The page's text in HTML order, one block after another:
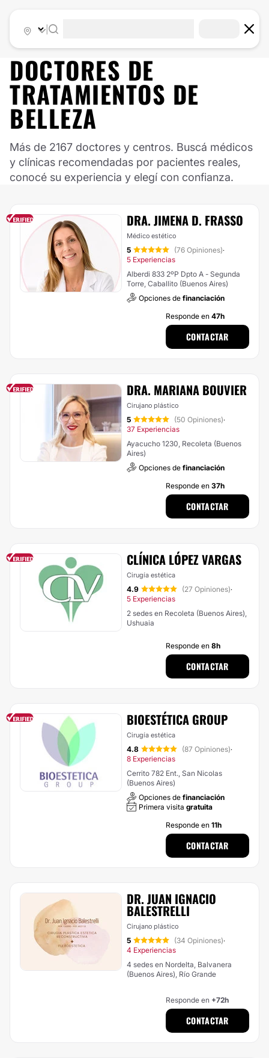
DOCTORES DE
TRATAMIENTOS DE
BELLEZA
Más de 2167 doctores y centros. Buscá médicos
y clínicas recomendadas por pacientes reales,
conocé su experiencia y elegí con confianza.
DRA. JIMENA D. FRASSO
Médico estético
5 (76 Opiniones)·
5 Experiencias
Alberdi 833 2ºP Dpto A - Segunda
Torre, Caballito (Buenos Aires)
Opciones de financiación
Responde en 47h
CONTACTAR
DRA. MARIANA BOUVIER
Cirujano plástico
5 (50 Opiniones)·
37 Experiencias
Ayacucho 1230, Recoleta (Buenos
Aires)
Opciones de financiación
Responde en 37h
CONTACTAR
CLÍNICA LÓPEZ VARGAS
Cirugía estética
4.9 (27 Opiniones)·
5 Experiencias
2 sedes en Recoleta (Buenos Aires),
Ushuaia
Responde en 8h
CONTACTAR
BIOESTÉTICA GROUP
Cirugía estética
4.8 (87 Opiniones)·
8 Experiencias
Cerrito 782 Ent., San Nicolas
(Buenos Aires)
Opciones de financiación
Primera visita gratuita
Responde en 11h
CONTACTAR
DR. JUAN IGNACIO
BALESTRELLI
Cirujano plástico
5 (34 Opiniones)·
4 Experiencias
4 sedes en Nordelta, Balvanera
(Buenos Aires), Río Grande
Responde en +72h
CONTACTAR